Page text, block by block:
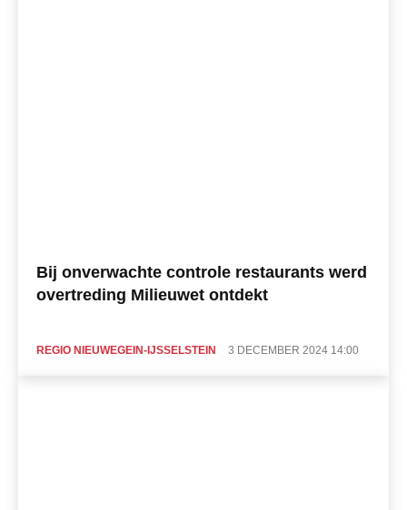
Bij onverwachte controle restaurants werd
overtreding Milieuwet ontdekt
REGIO NIEUWEGEIN-IJSSELSTEIN 3 DECEMBER 2024 14:00